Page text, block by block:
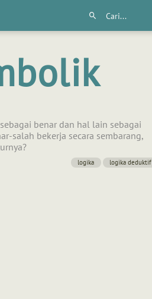
benar dan hal lain sebagai
salah bekerja secara sembarang,
logika logika deduktif